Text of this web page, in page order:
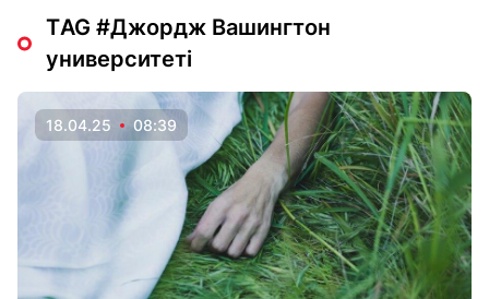
ТAG #Джордж Вашингтон
университеті
18.04.25 08:39